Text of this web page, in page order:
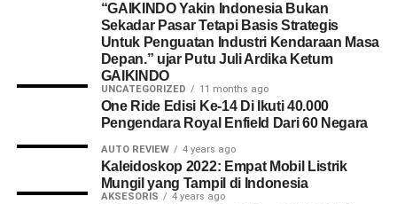
“GAIKINDO Yakin Indonesia Bukan
Sekadar Pasar Tetapi Basis Strategis
Untuk Penguatan Industri Kendaraan Masa
Depan.” ujar Putu Juli Ardika Ketum
GAIKINDO
UNCATEGORIZED 11 months ago
One Ride Edisi Ke-14 Di Ikuti 40.000
Pengendara Royal Enfield Dari 60 Negara
AUTO REVIEW 4 years ago
Kaleidoskop 2022: Empat Mobil Listrik
Mungil yang Tampil di Indonesia
AKSESORIS 4 years ago